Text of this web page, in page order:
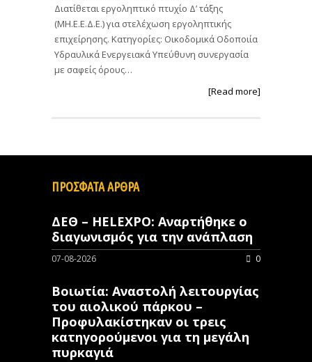
Διατίθεται εργοληπτικό πτυχίο Δ’ τάξης
(ΜΗ.Ε.Ε.Δ.Ε.) για στελέχωση εργοληπτικής
επιχείρησης. Κατηγορίες: Οικοδομικά Οδοποιία
Υδραυλικά Ενεργειακά Υπεύθυνη συνεργασία
με σαφείς όρους…
[Read more]
ΠΡΟΣΦΑΤΑ ΑΡΘΡΑ
ΔΕΘ – HELEXPO: Αναρτήθηκε ο
διαγωνισμός για την ανάπλαση
07-08-2026 0
Βοιωτία: Αναστολή λειτουργίας
του αιολικού πάρκου –
Προφυλακίστηκαν οι τρεις
κατηγορούμενοι για τη μεγάλη
πυρκαγιά